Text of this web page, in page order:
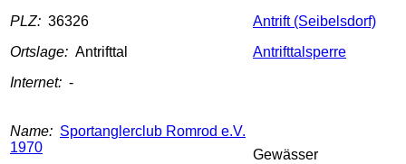
PLZ: 36326
Ortslage: Antrifttal
Internet: -
Antrift (Seibelsdorf)
Antrifttalsperre
Name: Sportanglerclub Romrod e.V.
1970
Gewässer